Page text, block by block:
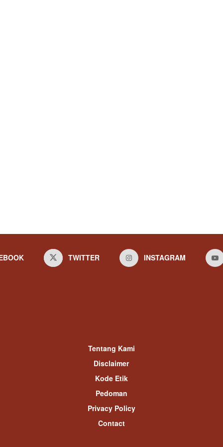
TWITTER INSTAGRAM
Tentang Kami
Disclaimer
Kode Etik
Pedoman
Privacy Policy
Contact